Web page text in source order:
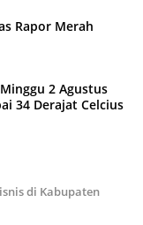
Rapor Merah
2 Agustus
34 Derajat Celcius
di Kabupaten